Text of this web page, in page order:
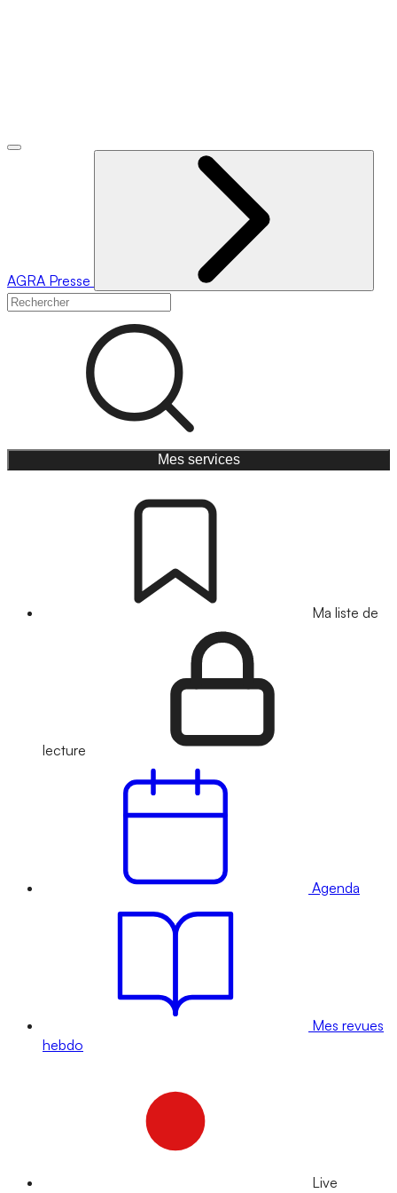
AGRA Presse
Mes services
Ma liste de
lecture
Agenda
Mes revues
hebdo
Live